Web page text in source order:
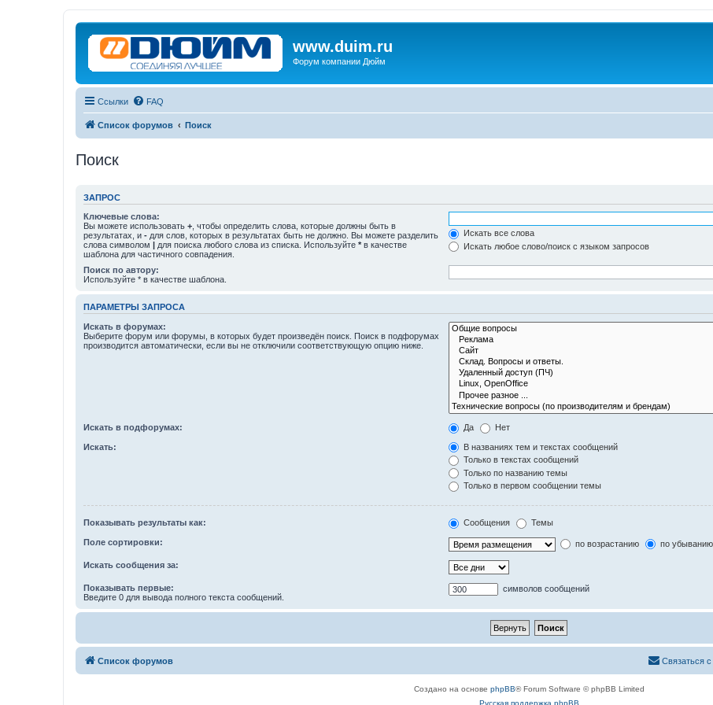
www.duim.ru
Форум компании Дюйм
Ссылки FAQ
Список форумов Поиск
Поиск
ЗАПРОС
Ключевые слова:
Вы можете использовать + , чтобы определить слова, которые должны быть в
результатах, и - для слов, которых в результатах быть не должно. Вы можете разделить
слова символом | для поиска любого слова из списка. Используйте * в качестве
шаблона для частичного совпадения.
Искать все слова
Искать любое слово/поиск с языком запросов
Поиск по автору:
Используйте * в качестве шаблона.
ПАРАМЕТРЫ ЗАПРОСА
Искать в форумах:
Выберите форум или форумы, в которых будет произведён поиск. Поиск в подфорумах
производится автоматически, если вы не отключили соответствующую опцию ниже.
Искать в подфорумах: Да Нет
Искать:
В названиях тем и текстах сообщений
Только в текстах сообщений
Только по названию темы
Только в первом сообщении темы
Показывать результаты как: Сообщения Темы
Поле сортировки: по возрастанию по убыванию
Искать сообщения за:
Показывать первые:
Введите 0 для вывода полного текста сообщений.
символов сообщений
Список форумов Связаться
Создано на основе phpBB® Forum Software © phpBB Limited
Русская поддержка phpBB